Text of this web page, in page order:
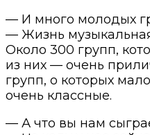
— И много молодых
— Жизнь
Около 300 групп,
из них — очень
групп, о которых
очень классные.
— А что вы нам